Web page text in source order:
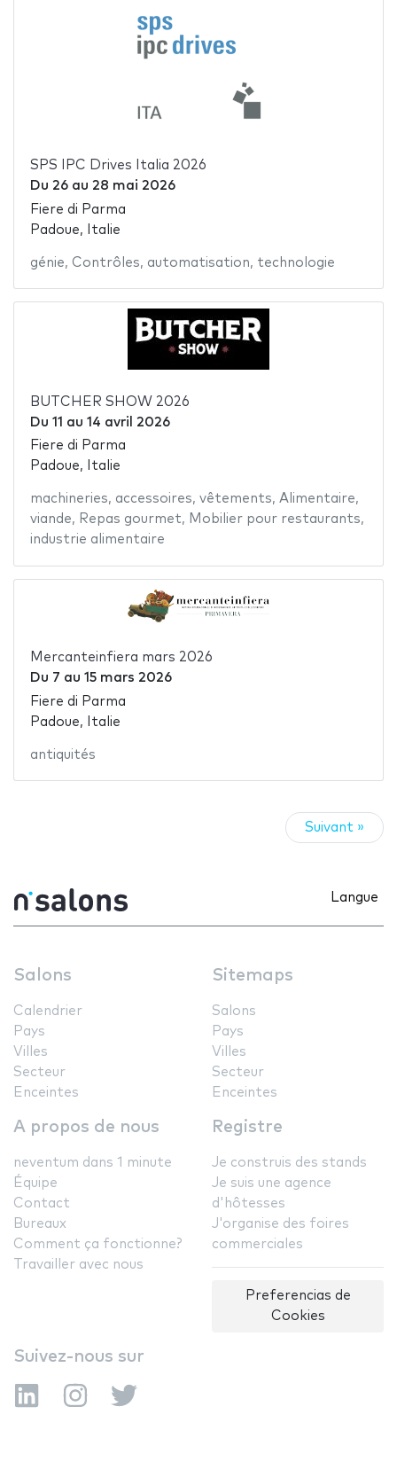
SPS IPC Drives Italia 2026
Du 26au 28 mai 2026
Fiere di Parma
Padoue, Italie
génie, Contrôles, automatisation, technologie
BUTCHER SHOW 2026
Du 11 au 14 avril 2026
Fiere di Parma
Padoue, Italie
machineries, accessoires, vêtements, Alimentaire,
viande, Repas gourmet, Mobilier pour restaurants,
industrie alimentaire
Mercanteinfiera mars 2026
Du 7 au 15 mars 2026
Fiere di Parma
Padoue, Italie
antiquités
Suivant »
Langue
Salons
Calendrier
Pays
Villes
Secteur
Enceintes
Sitemaps
Salons
Pays
Villes
Secteur
Enceintes
A propos de nous
neventum dans 1 minute
Équipe
Contact
Bureaux
Comment ça fonctionne?
Travailler avec nous
Registre
Je construis des stands
Je suis une agence
d'hôtesses
J'organise des foires
commerciales
Preferencias de
Cookies
Suivez-nous sur